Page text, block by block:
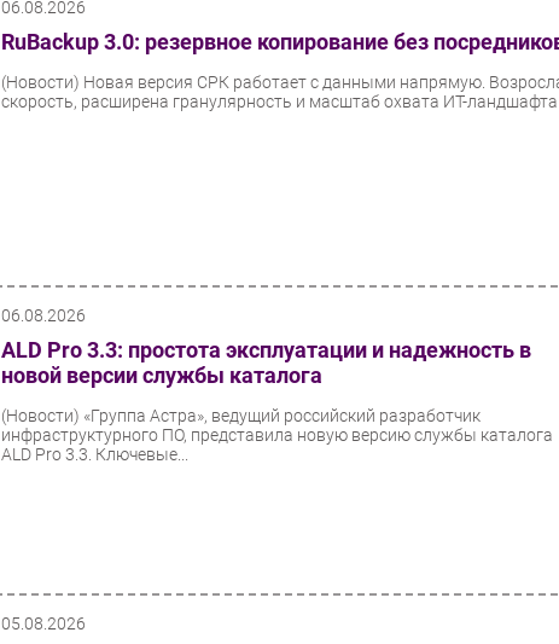
06.08.2026
RuBackup 3.0: резервное копирование без
(Новости) Новая версия СРК работает с данными напрямую.
скорость, расширена гранулярность и масштаб охвата ИТ-
06.08.2026
ALD Pro 3.3: простота эксплуатации и надежность в
новой версии службы каталога
(Новости) «Группа Астра», ведущий российский разработчик
инфраструктурного ПО, представила новую версию службы каталога
ALD Pro 3.3. Ключевые...
05.08.2026